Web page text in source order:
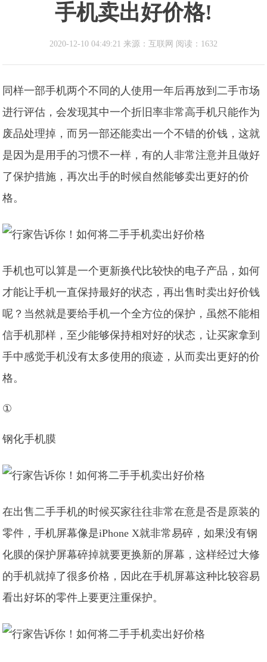
手机卖出好价格!
2020-12-10 04:49:21 来源：互联网 阅读：1632
同样一部手机两个不同的人使用一年后再放到二手市场
进行评估，会发现其中一个折旧率非常高手机只能作为
废品处理掉，而另一部还能卖出一个不错的价钱，这就
是因为是用手的习惯不一样，有的人非常注意并且做好
了保护措施，再次出手的时候自然能够卖出更好的价
格。
手机也可以算是一个更新换代比较快的电子产品，如何
才能让手机一直保持最好的状态，再出售时卖出好价钱
呢？当然就是要给手机一个全方位的保护，虽然不能相
信手机那样，至少能够保持相对好的状态，让买家拿到
手中感觉手机没有太多使用的痕迹，从而卖出更好的价
格。
①
钢化手机膜
在出售二手手机的时候买家往往非常在意是否是原装的
零件，手机屏幕像是iPhone X就非常易碎，如果没有钢
化膜的保护屏幕碎掉就要更换新的屏幕，这样经过大修
的手机就掉了很多价格，因此在手机屏幕这种比较容易
看出好坏的零件上要更注重保护。